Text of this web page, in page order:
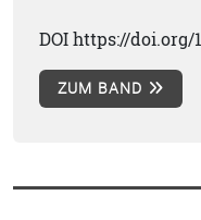
DOI https://doi.org/
ZUM BAND